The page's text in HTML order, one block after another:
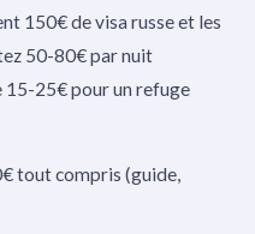
150€ de visa russe et les
50-80€ par nuit
15-25€ pour un refuge
tout compris (guide,